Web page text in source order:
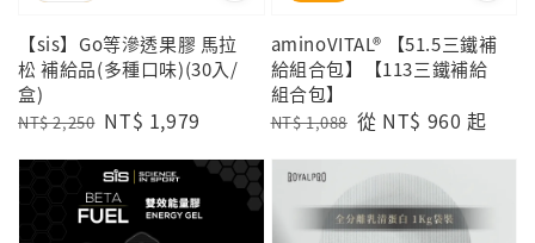
【sis】Go等滲透果膠 馬拉
松 補給品(多種口味)(30入/
盒)
Regular
NT$ 2,250 Sale
NT$ 1,979
aminoVITAL® 【51.5三鐵補
給組合包】【113三鐵補給
組合包】
Regular
NT$ 1,088 Sale
從 NT$ 960 起